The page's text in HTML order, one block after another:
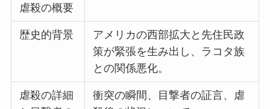
虐殺の概要
歴史的背景
アメリカの西部拡大と先住民政
策が緊張を生み出し、ラコタ族
との関係悪化。
虐殺の詳細
衝突の瞬間、目撃者の証言、虐